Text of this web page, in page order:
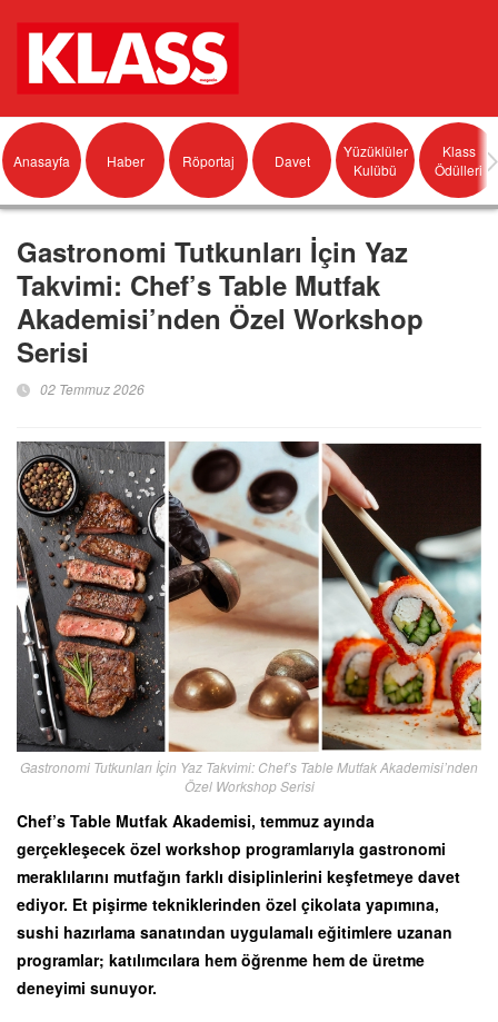
Anasayfa Haber Röportaj Davet
Yüzüklüler
Kulübü
Klass
Ödülleri
Gastronomi Tutkunları İçin Yaz
Takvimi: Chef’s Table Mutfak
Akademisi’nden Özel Workshop
Serisi
02 Temmuz 2026
Gastronomi Tutkunları İçin Yaz Takvimi: Chef’s Table Mutfak Akademisi’nden
Özel Workshop Serisi
Chef’s Table Mutfak Akademisi, temmuz ayında
gerçekleşecek özel workshop programlarıyla gastronomi
meraklılarını mutfağın farklı disiplinlerini keşfetmeye davet
ediyor. Et pişirme tekniklerinden özel çikolata yapımına,
sushi hazırlama sanatından uygulamalı eğitimlere uzanan
programlar; katılımcılara hem öğrenme hem de üretme
deneyimi sunuyor.